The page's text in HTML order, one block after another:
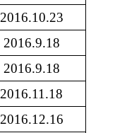
2016.10.23
2016.9.18
2016.9.18
2016.11.18
2016.12.16